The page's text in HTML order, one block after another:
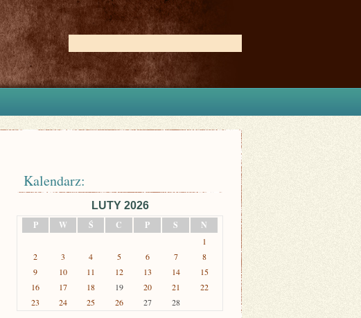
Kalendarz:
LUTY 2026
P
W Ś C P S N
1
2
3 4 5 6 7
8
9
10 11 12 13 14
15
16
17 18 19 20 21
22
23
24 25 26 27 28